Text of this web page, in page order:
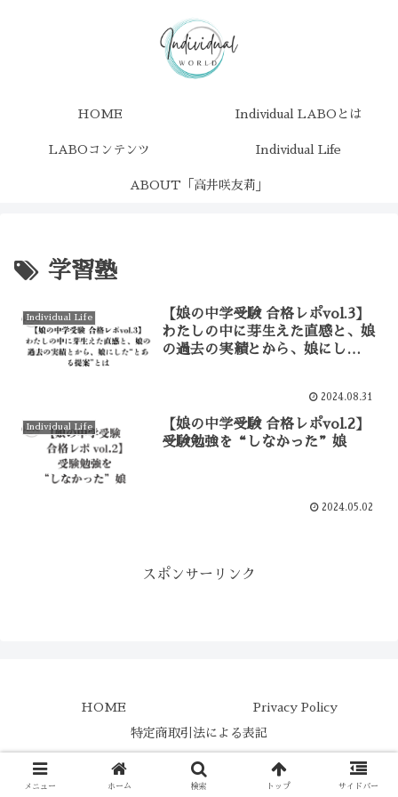
HOME Individual LABOとは
LABOコンテンツ Individual Life
ABOUT「高井咲友莉」
学習塾
Individual Life
【娘の中学受験 合格レポvol.3】
わたしの中に芽生えた直感と、娘
の過去の実績とから、娘にし
2024.08.31
Individual Life
【娘の中学受験 合格レポvol.2】
受験勉強を“しなかった”娘
2024.05.02
スポンサーリンク
HOME Privacy Policy
特定商取引法による表記
Copyright © 2023 Individual LABO All Rights Reserved.
メニュー ホーム 検索 トップ サイドバー